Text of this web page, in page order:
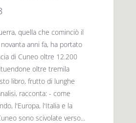
quella che cominciò il
anni fa, ha portato
di Cuneo oltre 12.200
oltre tremila
libro, frutto di lunghe
racconta: - come
l'Europa, l'Italia e la
sono scivolate verso...